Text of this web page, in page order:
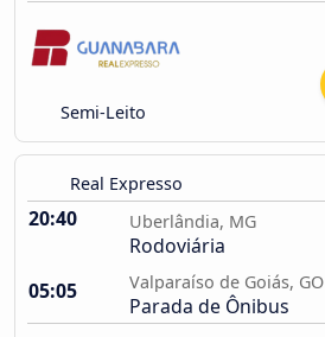
Semi-Leito
Real Expresso
20:40 Uberlândia, MG
Rodoviária
05:05
Valparaíso de Goiás, GO
Parada de Ônibus